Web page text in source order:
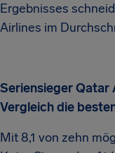
Ergebnisses
Airlines im
Seriensieger Qatar
Vergleich die
Mit 8,1 von zehn